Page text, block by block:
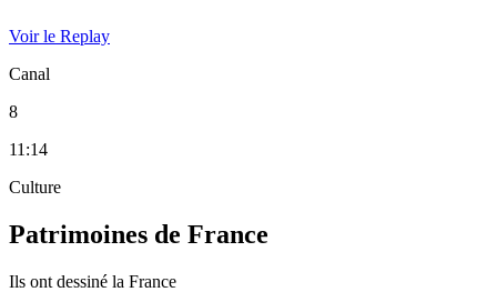
Voir le Replay
Canal
8
11:14
Culture
Patrimoines de France
Ils ont dessiné la France